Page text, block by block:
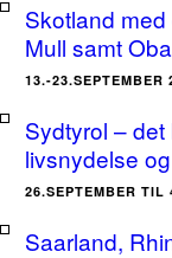
Skotland
Mull samt
13.-23.SEPTEMBER
Sydtyrol –
livsnydelse
26.SEPTEMBER TIL
Saarland,